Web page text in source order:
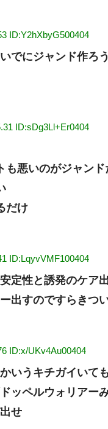
ID:Y2hXbyG500404
でにジャンド作ろ
ID:sDg3Ll+Er0404
も悪いのがジャンド
だけ
ID:LqyvVMF100404
定性と誘発のケア
出すのですらきつ
ID:x/UKv4Au00404
いうキチガイいて
ッペルウォリアー
せ